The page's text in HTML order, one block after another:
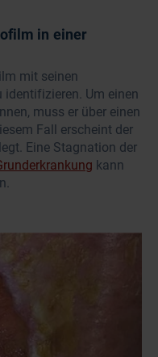
in einer
mit seinen
Um einen
muss er über einen
Fall erscheint der
Eine Stagnation der
kann